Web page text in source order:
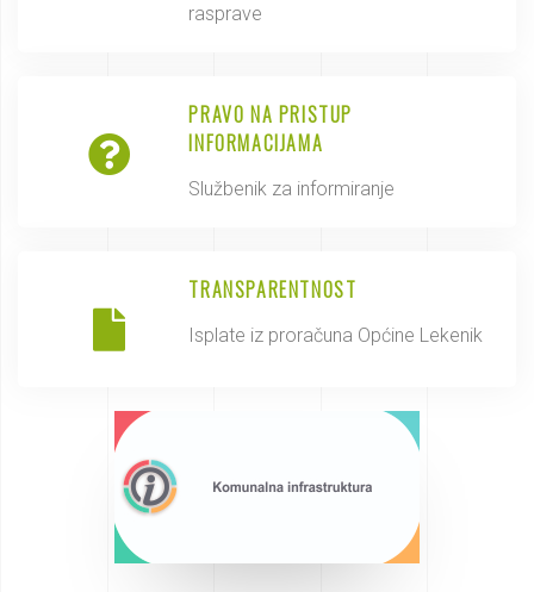
rasprave
PRAVO NA PRISTUP
INFORMACIJAMA
Službenik za informiranje
TRANSPARENTNOST
Isplate iz proračuna Općine Lekenik